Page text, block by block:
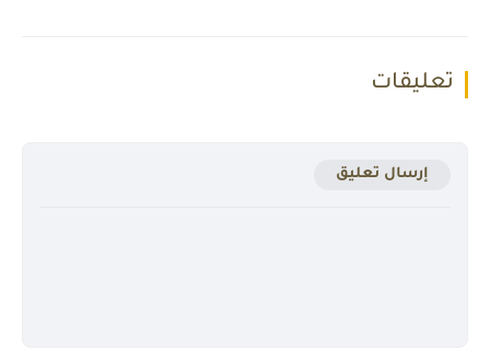
تعليقات
إرسال تعليق